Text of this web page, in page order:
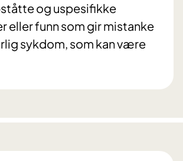
og uspesifikke
eller funn som gir mistanke
sykdom, som kan være